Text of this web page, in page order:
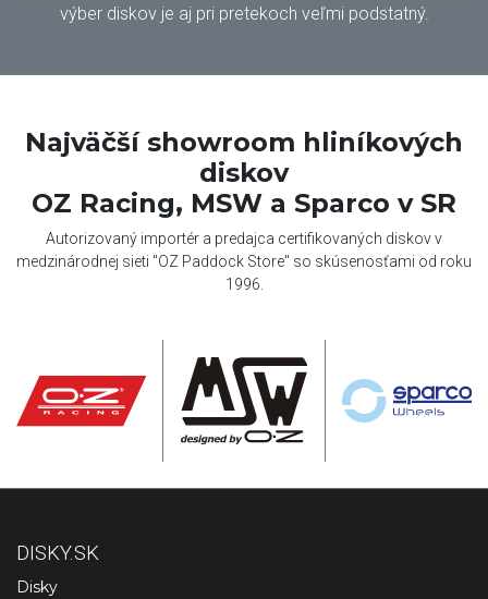
výber diskov je aj pri pretekoch veľmi podstatný.
Najväčší showroom hliníkových
diskov
OZ Racing, MSW a Sparco v SR
Autorizovaný importér a predajca certifikovaných diskov v
medzinárodnej sieti "OZ Paddock Store" so skúsenosťami od roku
1996.
DISKY.SK
Disky